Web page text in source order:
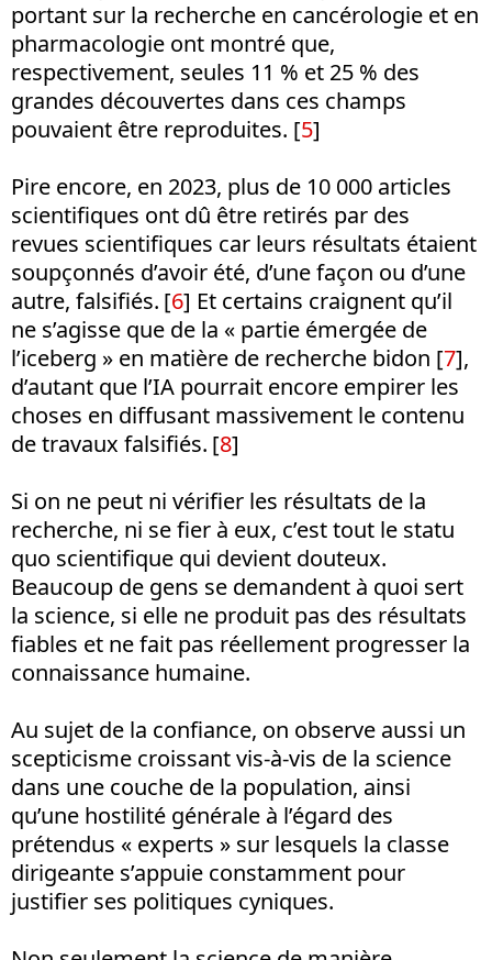
portant sur la recherche en cancérologie et en
pharmacologie ont montré que,
respectivement, seules 11 % et 25 % des
grandes découvertes dans ces champs
pouvaient être reproduites. [5]
Pire encore, en 2023, plus de 10 000 articles
scientifiques ont dû être retirés par des
revues scientifiques car leurs résultats étaient
soupçonnés d’avoir été, d’une façon ou d’une
autre, falsifiés. [6] Et certains craignent qu’il
ne s’agisse que de la « partie émergée de
l’iceberg » en matière de recherche bidon [7],
d’autant que l’IA pourrait encore empirer les
choses en diffusant massivement le contenu
de travaux falsifiés. [8]
Si on ne peut ni vérifier les résultats de la
recherche, ni se fier à eux, c’est tout le statu
quo scientifique qui devient douteux.
Beaucoup de gens se demandent à quoi sert
la science, si elle ne produit pas des résultats
fiables et ne fait pas réellement progresser la
connaissance humaine.
Au sujet de la confiance, on observe aussi un
scepticisme croissant vis-à-vis de la science
dans une couche de la population, ainsi
qu’une hostilité générale à l’égard des
prétendus « experts » sur lesquels la classe
dirigeante s’appuie constamment pour
justifier ses politiques cyniques.